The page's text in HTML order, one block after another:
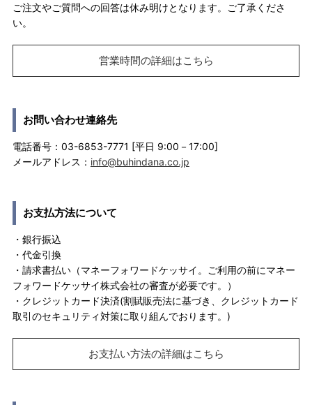
ご注文やご質問への回答は休み明けとなります。ご了承くださ
い。
営業時間の詳細はこちら
お問い合わせ連絡先
電話番号：03-6853-7771 [平日 9:00－17:00]
メールアドレス： info@buhindana.co.jp
お支払方法について
・銀行振込
・代金引換
・請求書払い（マネーフォワードケッサイ。ご利用の前にマネー
フォワードケッサイ株式会社の審査が必要です。）
・クレジットカード決済(割賦販売法に基づき、クレジットカード
取引のセキュリティ対策に取り組んでおります。)
お支払い方法の詳細はこちら